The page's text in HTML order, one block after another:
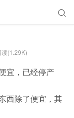

读(1.29K)
宜，已经停产
西除了便宜，其